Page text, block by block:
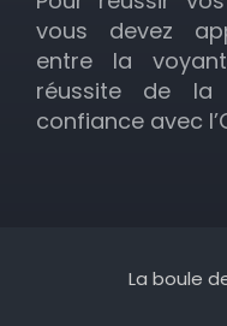
vous devez
entre la
réussite de
confiance avec
La boule